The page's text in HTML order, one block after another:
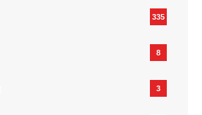
335
8
3